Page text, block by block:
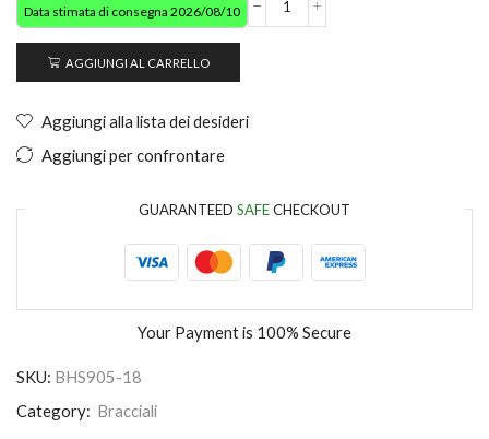
Data stimata di consegna 2026/08/10
AGGIUNGI AL CARRELLO
Aggiungi alla lista dei desideri
Aggiungi per confrontare
GUARANTEED SAFECHECKOUT
Your Payment is 100% Secure
SKU: BHS905-18
Category: Bracciali